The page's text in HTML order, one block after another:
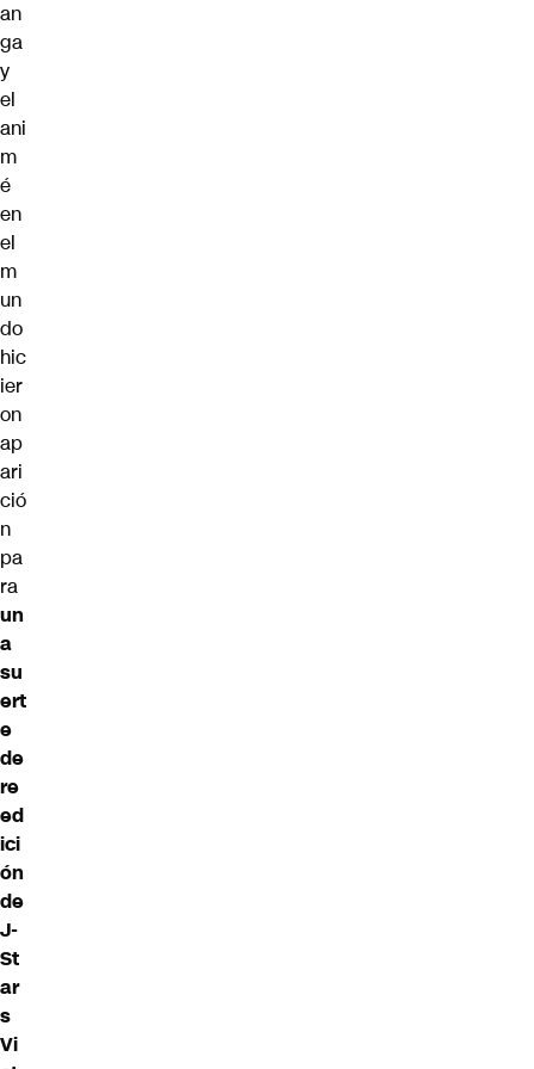
an
ga
y
el
ani
m
é
en
el
m
un
do
hic
ier
on
ap
ari
ció
n
pa
ra
un
a
su
ert
e
de
re
ed
ici
ón
de
J-
St
ar
s
Vi